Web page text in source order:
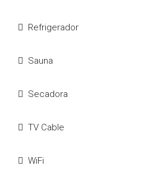
Refrigerador
Sauna
Secadora
TV Cable
WiFi